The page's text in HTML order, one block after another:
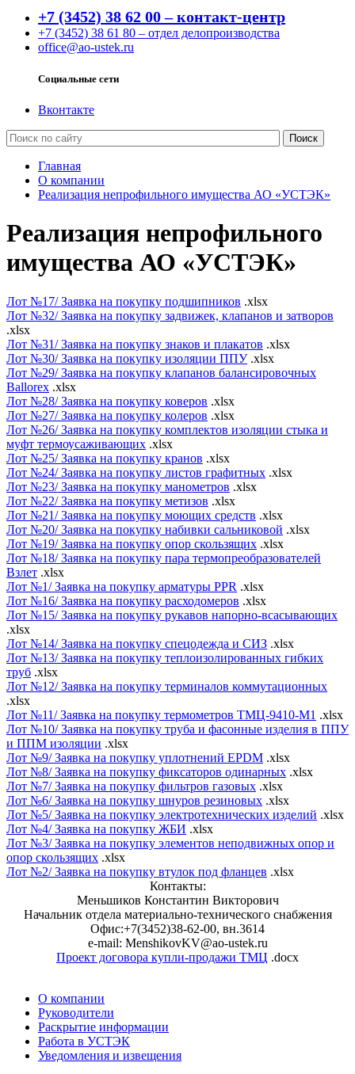
+7 (3452) 38 62 00 – контакт-центр
+7 (3452) 38 61 80 – отдел делопроизводства
office@ao-ustek.ru
Социальные сети
Вконтакте
Главная
О компании
Реализация непрофильного имущества АО «УСТЭК»
Реализация непрофильного
имущества АО «УСТЭК»
Лот №17/ Заявка на покупку подшипников .xlsx
Лот №32/ Заявка на покупку задвижек, клапанов и затворов
.xlsx
Лот №31/ Заявка на покупку знаков и плакатов .xlsx
Лот №30/ Заявка на покупку изоляции ППУ .xlsx
Лот №29/ Заявка на покупку клапанов балансировочных
Ballorex .xlsx
Лот №28/ Заявка на покупку коверов .xlsx
Лот №27/ Заявка на покупку колеров .xlsx
Лот №26/ Заявка на покупку комплектов изоляции стыка и
муфт термоусаживающих .xlsx
Лот №25/ Заявка на покупку кранов .xlsx
Лот №24/ Заявка на покупку листов графитных .xlsx
Лот №23/ Заявка на покупку манометров .xlsx
Лот №22/ Заявка на покупку метизов .xlsx
Лот №21/ Заявка на покупку моющих средств .xlsx
Лот №20/ Заявка на покупку набивки сальниковой .xlsx
Лот №19/ Заявка на покупку опор скользящих .xlsx
Лот №18/ Заявка на покупку пара термопреобразователей
Взлет .xlsx
Лот №1/ Заявка на покупку арматуры PPR .xlsx
Лот №16/ Заявка на покупку расходомеров .xlsx
Лот №15/ Заявка на покупку рукавов напорно-всасывающих
.xlsx
Лот №14/ Заявка на покупку спецодежда и СИЗ .xlsx
Лот №13/ Заявка на покупку теплоизолированных гибких
труб .xlsx
Лот №12/ Заявка на покупку терминалов коммутационных
.xlsx
Лот №11/ Заявка на покупку термометров ТМЦ-9410-М1 .xlsx
Лот №10/ Заявка на покупку труба и фасонные изделия в ППУ
и ППМ изоляции .xlsx
Лот №9/ Заявка на покупку уплотнений EPDM .xlsx
Лот №8/ Заявка на покупку фиксаторов одинарных .xlsx
Лот №7/ Заявка на покупку фильтров газовых .xlsx
Лот №6/ Заявка на покупку шнуров резиновых .xlsx
Лот №5/ Заявка на покупку электротехнических изделий .xlsx
Лот №4/ Заявка на покупку ЖБИ .xlsx
Лот №3/ Заявка на покупку элементов неподвижных опор и
опор скользящих .xlsx
Лот №2/ Заявка на покупку втулок под фланцев .xlsx
Контакты:
Меньшиков Константин Викторович
Начальник отдела материально-технического снабжения
Офис:+7(3452)38-62-00, вн.3614
e-mail: MenshikovKV@ao-ustek.ru
Проект договора купли-продажи ТМЦ .docx
О компании
Руководители
Раскрытие информации
Работа в УСТЭК
Уведомления и извещения